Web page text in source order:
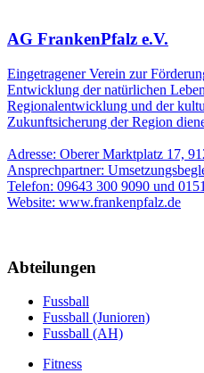
AG FrankenPfalz e.V.
Eingetragener Verein zur
Entwicklung der natürlichen
Regionalentwicklung und der
Zukunftsicherung der Region
Adresse: Oberer Marktplatz 17,
Ansprechpartner:
Telefon: 09643 300 9090 und
Website: www.frankenpfalz.de
Abteilungen
Fussball
Fussball (Junioren)
Fussball (AH)
Fitness